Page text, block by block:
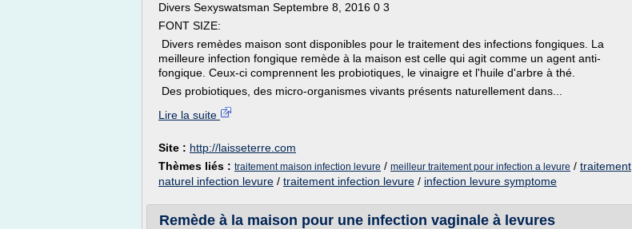
Divers Sexyswatsman Septembre 8, 2016 0 3
FONT SIZE:
Divers remèdes maison sont disponibles pour le traitement des infections fongiques. La
meilleure infection fongique remède à la maison est celle qui agit comme un agent anti-
fongique. Ceux-ci comprennent les probiotiques, le vinaigre et l'huile d'arbre à thé.
Des probiotiques, des micro-organismes vivants présents naturellement dans...
Lire la suite
Site : http://laisseterre.com
Thèmes liés : traitement maison infection levure / meilleur traitement pour infection a levure / traitement
naturel infection levure / traitement infection levure / infection levure symptome
Remède à la maison pour une infection vaginale à levures